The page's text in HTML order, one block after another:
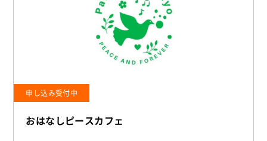
申し込み受付中
おはなしピースカフェ